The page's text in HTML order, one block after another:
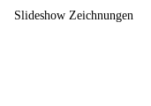
Slideshow Zeichnungen